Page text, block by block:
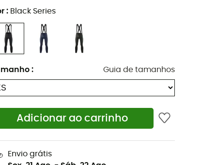
: Black Series
: Guia de tamanhos
Adicionar ao carrinho
Envio grátis